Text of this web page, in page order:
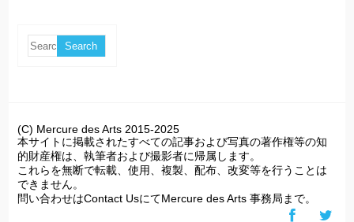
(C) Mercure des Arts 2015-2025
本サイトに掲載されたすべての記事および写真の著作権等の知
的財産権は、執筆者および撮影者に帰属します。
これらを無断で転載、使用、複製、配布、改変等を行うことは
できません。
問い合わせはContact UsにてMercure des Arts 事務局まで。